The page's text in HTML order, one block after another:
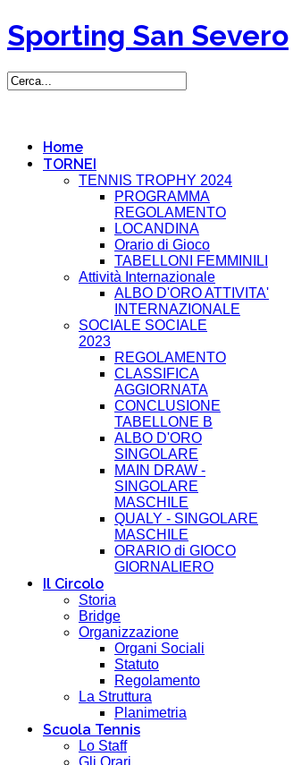
Sporting San Severo
Home
TORNEI
TENNIS TROPHY 2024
PROGRAMMA
REGOLAMENTO
LOCANDINA
Orario di Gioco
TABELLONI FEMMINILI
Attività Internazionale
ALBO D'ORO ATTIVITA'
INTERNAZIONALE
SOCIALE SOCIALE
2023
REGOLAMENTO
CLASSIFICA
AGGIORNATA
CONCLUSIONE
TABELLONE B
ALBO D'ORO
SINGOLARE
MAIN DRAW -
SINGOLARE
MASCHILE
QUALY - SINGOLARE
MASCHILE
ORARIO di GIOCO
GIORNALIERO
Il Circolo
Storia
Bridge
Organizzazione
Organi Sociali
Statuto
Regolamento
La Struttura
Planimetria
Scuola Tennis
Lo Staff
Gli Orari